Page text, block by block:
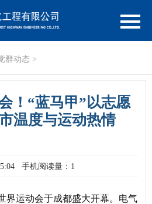
群动态 >
！“蓝马甲”以志愿
温度与运动热情
手机阅读量：1
界运动会于成都盛大开幕。电气